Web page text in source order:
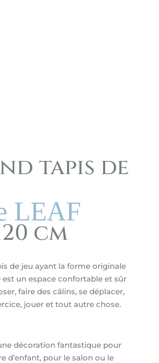
tapis de
LEAF
cm
de jeu ayant la forme originale
est un espace confortable et sûr
faire des câlins, se déplacer,
jouer et tout autre chose.
décoration fantastique pour
d’enfant, pour le salon ou le